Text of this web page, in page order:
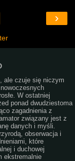
›
ale czuje się niczym
W ostatniej
ponad dwudziestoma
zagadnienia z
związany jest z
danych i myśli.
obserwacja i
które
i duchowej
ekstremalnie